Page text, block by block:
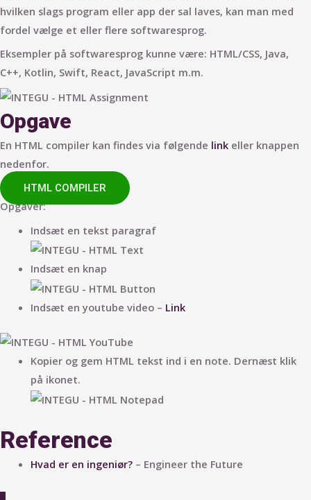
hvilken slags program eller app der sal laves, kan man med
fordel vælge et eller flere softwaresprog.
Eksempler på softwaresprog kunne være: HTML/CSS, Java,
C++, Kotlin, Swift, React, JavaScript m.m.
Opgave
En HTML compiler kan findes via følgende link eller knappen
nedenfor.
HTML COMPILER
Opgaver:
Indsæt en tekst paragraf
Indsæt en knap
Indsæt en youtube video – Link
Kopier og gem HTML tekst ind i en note. Dernæst klik
på ikonet.
Reference
Hvad er en ingeniør?– Engineer the Future